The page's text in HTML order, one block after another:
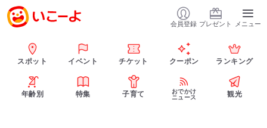
会員登録 プレゼント メニュー
スポット イベント チケット クーポン ランキング
年齢別 特集 子育て
おでかけ
ニュース
観光